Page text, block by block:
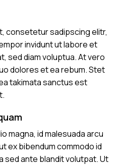
consetetur sadipscing elitr,
invidunt ut labore et
sed diam voluptua. At vero
dolores et ea rebum. Stet
takimata sanctus est
magna, id malesuada arcu
ex bibendum commodo id
sed ante blandit volutpat. Ut